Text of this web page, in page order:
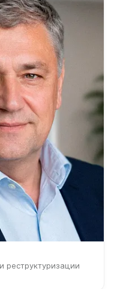
реструктуризации